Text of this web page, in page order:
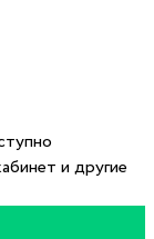
и другие